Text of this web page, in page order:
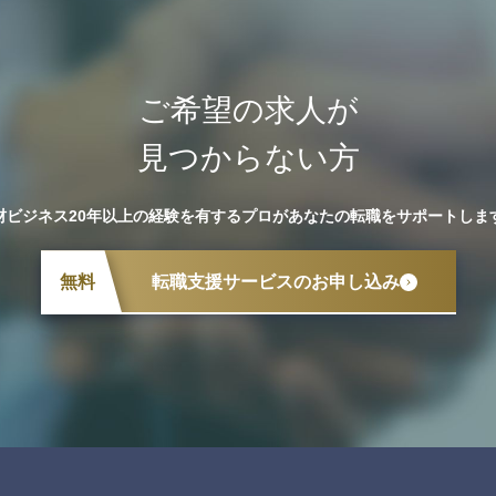
ご希望の求人が
見つからない方
ビジネス20年以上の経験を有するプロがあなたの転職をサポートしま
無料 転職支援サービスのお申し込み